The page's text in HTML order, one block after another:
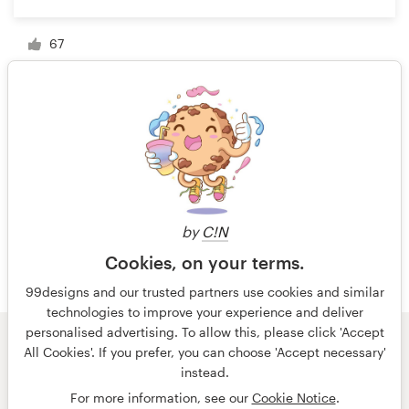
by C!N
Cookies, on your terms.
99designs and our trusted partners use cookies and similar
technologies to improve your experience and deliver
personalised advertising. To allow this, please click 'Accept
All Cookies'. If you prefer, you can choose 'Accept necessary'
instead.
For more information, see our Cookie Notice.
67
1 de 8
© 99designs
de Vista
Términos y condiciones
Privacidad